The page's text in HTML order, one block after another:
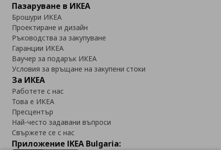
Пазаруване в ИКЕА
Брошури ИКЕА
Проектиране и дизайн
Ръководства за закупуване
Гаранции ИКЕА
Ваучер за подарък ИКЕА
Условия за връщане на закупени стоки
За ИКЕА
Работете с нас
Това е ИКЕА
Пресцентър
Най-често задавани въпроси
Свържете се с нас
Приложение IKEA Bulgaria: